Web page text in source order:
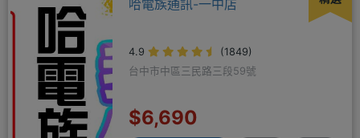
哈電族通訊-一中店
4.9
(1849)
台中市中區三民路三段59號
$6,690